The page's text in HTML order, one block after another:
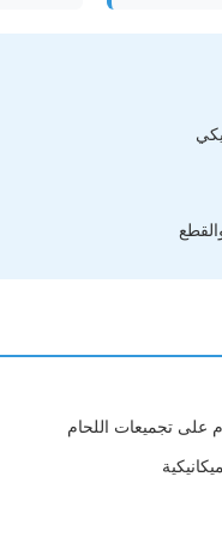
على تجميعات اللحام